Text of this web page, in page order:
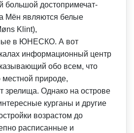
большой достопримечат­
Мён являются белые
Klint),
в ЮНЕСКО. А вот
информационный центр
обо всем, что
природе,
зрелища. Однако на острове
курганы и другие
возрастом до
расписанные и